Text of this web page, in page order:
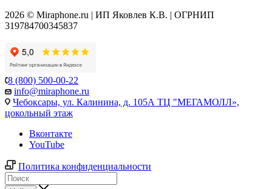
2026 © Miraphone.ru | ИП Яковлев К.В. | ОГРНИП
319784700345837
8 (800) 500-00-22
info@miraphone.ru
Чебоксары, ул. Калинина, д. 105А ТЦ "МЕГАМОЛЛ»,
цокольный этаж
Вконтакте
YouTube
Политика конфиденциальности